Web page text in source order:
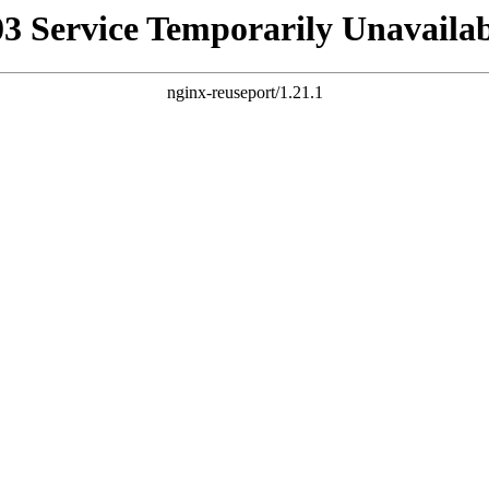
Service Temporarily
nginx-reuseport/1.21.1